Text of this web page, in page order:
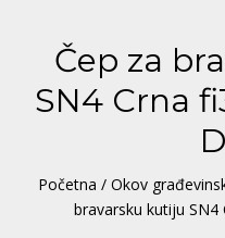
Čep za
SN4 Crna
Početna / Okov
bravarsku kutiju